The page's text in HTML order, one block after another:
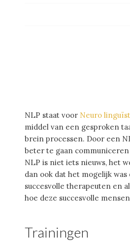
NLP staat voor Neuro
middel van een gesproken
brein processen. Door een
beter te gaan
NLP is niet iets nieuws, het
dan ook dat het mogelijk
succesvolle therapeuten en
hoe deze succesvolle
Trainingen